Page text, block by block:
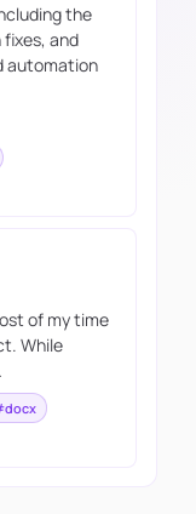
the
and
automation
of my time
While